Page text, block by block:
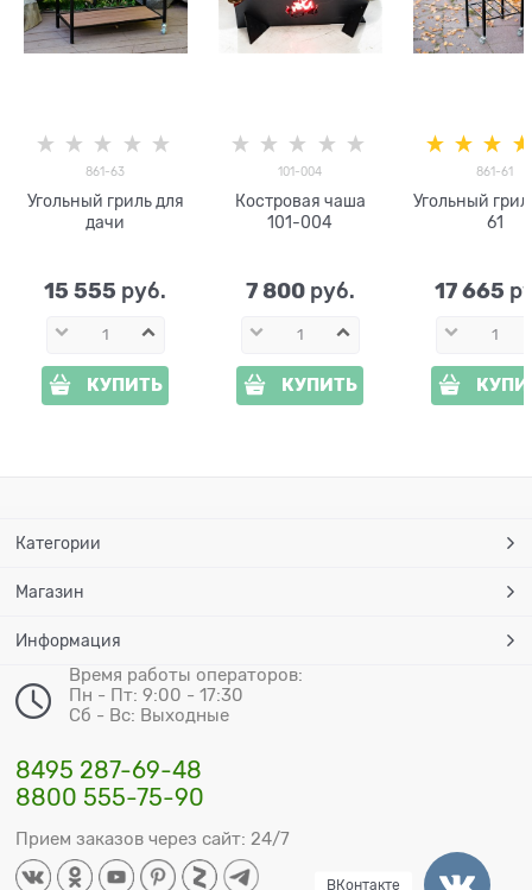
861-63
Угольный гриль для
дачи
15 555 руб.
КУПИТЬ
101-004
Костровая чаша
101-004
7 800 руб.
КУПИТЬ
861-61
Угольный
61
17 665
Категории
Магазин
Информация
Время работы операторов:
Пн - Пт: 9:00 - 17:30
Сб - Вс: Выходные
8495 287-69-48
8800 555-75-90
Прием заказов через сайт: 24/7
ВКонтакте